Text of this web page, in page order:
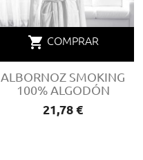
ALBORNOZ SMOKING
100% ALGODÓN
Precio
21,78 €
shopping_cart COMPRAR